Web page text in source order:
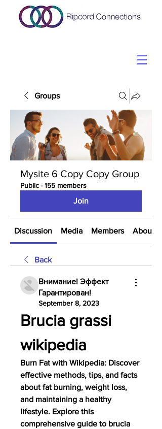
Groups
Mysite 6 Copy Copy Group
Public · 155 members
Join
Discussion Media Members About
Back
Внимание! Эффект
Гарантирован!
September 8, 2023
Brucia grassi
wikipedia
Burn Fat with Wikipedia: Discover
effective methods, tips, and facts
about fat burning, weight loss,
and maintaining a healthy
lifestyle. Explore this
comprehensive guide to brucia